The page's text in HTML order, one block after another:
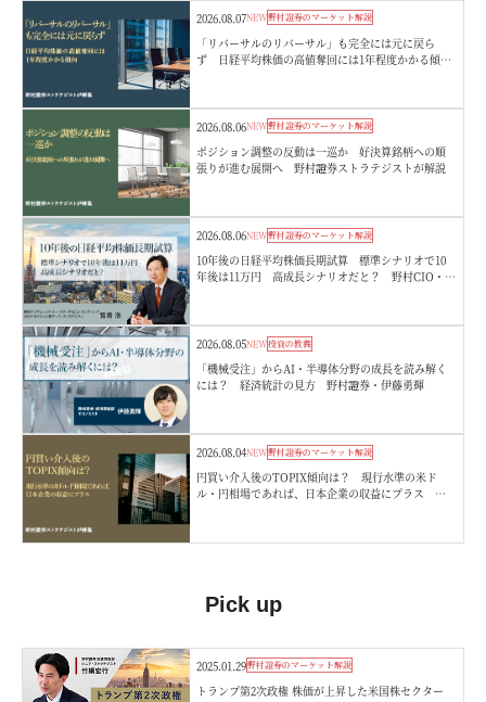
2026.08.07NEW野村證券のマーケット解説
「リバーサルのリバーサル」も完全には元に戻ら
ず 日経平均株価の高値奪回には1年程度かかる傾
2026.08.06NEW野村證券のマーケット解説
ポジション調整の反動は一巡か 好決算銘柄への順
張りが進む展開へ 野村證券ストラテジストが解説
2026.08.06NEW野村證券のマーケット解説
10年後の日経平均株価長期試算 標準シナリオで10
年後は11万円 高成長シナリオだと？ 野村CIO・宮
2026.08.05NEW投資の教養
「機械受注」からAI・半導体分野の成長を読み解く
には？ 経済統計の見方 野村證券・伊藤勇輝
2026.08.04NEW野村證券のマーケット解説
円買い介入後のTOPIX傾向は？ 現行水準の米ド
ル・円相場であれば、日本企業の収益にプラス 野
Pick up
2025.01.29野村證券のマーケット解説
トランプ第2次政権 株価が上昇した米国株セクター